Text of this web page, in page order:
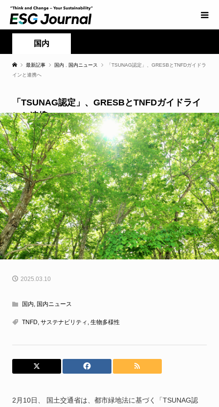
国内
最新記事 国内 国内ニュース
「TSUNAG認定」、GRESBとTNFDガイドラ
インと連携へ
「TSUNAG認定」、GRESBとTNFDガイドライ
ンと連携へ
2025.03.10
国内 国内ニュース
TNFD サステナビリティ 生物多様性
2月10日、 国土交通省は、都市緑地法に基づく「TSUNAG認